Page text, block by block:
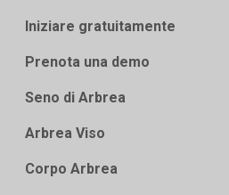
Iniziare gratuitamente
Prenota una demo
Seno di Arbrea
Arbrea Viso
Corpo Arbrea